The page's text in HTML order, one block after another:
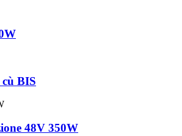
BIS
48V 350W